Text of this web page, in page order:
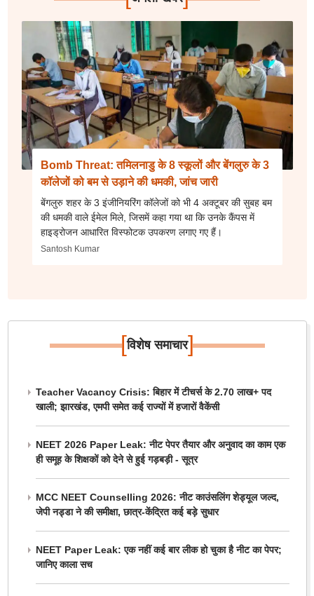
Bomb Threat: तमिलनाडु के 8 स्कूलों और बेंगलुरु के 3
कॉलेजों को बम से उड़ाने की धमकी, जांच जारी
बेंगलुरु शहर के 3 इंजीनियरिंग कॉलेजों को भी 4 अक्टूबर की सुबह बम
की धमकी वाले ईमेल मिले, जिसमें कहा गया था कि उनके कैंपस में
हाइड्रोजन आधारित विस्फोटक उपकरण लगाए गए हैं।
Santosh Kumar
[विशेष समाचार]
Teacher Vacancy Crisis: बिहार में टीचर्स के 2.70 लाख+ पद
खाली; झारखंड, एमपी समेत कई राज्यों में हजारों वैकेंसी
NEET 2026 Paper Leak: नीट पेपर तैयार और अनुवाद का काम एक
ही समूह के शिक्षकों को देने से हुई गड़बड़ी - सूत्र
MCC NEET Counselling 2026: नीट काउंसलिंग शेड्यूल जल्द,
जेपी नड्डा ने की समीक्षा, छात्र-केंद्रित कई बड़े सुधार
NEET Paper Leak: एक नहीं कई बार लीक हो चुका है नीट का पेपर;
जानिए काला सच